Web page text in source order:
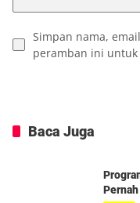
Simpan nama,
peramban ini
Baca Juga